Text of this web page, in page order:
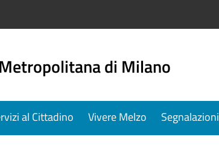
di Milano
al Cittadino Vivere Melzo Segnalazioni